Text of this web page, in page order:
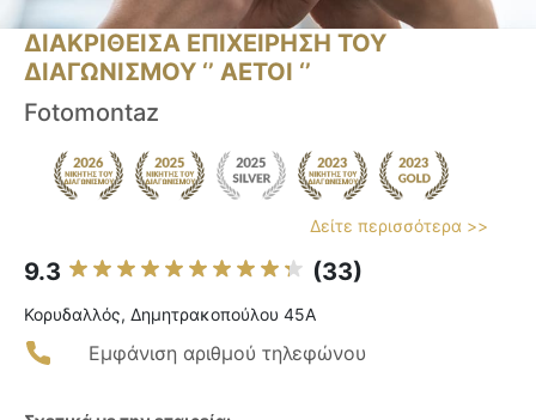
ΔΙΑΚΡΙΘΕΙΣΑ ΕΠΙΧΕΙΡΗΣΗ ΤΟΥ
ΔΙΑΓΩΝΙΣΜΟΥ ‘’ ΑΕΤΟΙ ‘’
Fotomontaz
Δείτε περισσότερα >>
9.3 (33)
Κορυδαλλός, Δημητρακοπούλου 45A
Εμφάνιση αριθμού τηλεφώνου